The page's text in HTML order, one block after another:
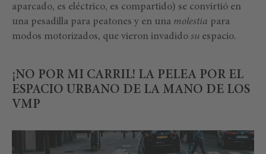
aparcado, es eléctrico, es compartido) se convirtió en
una pesadilla para peatones y en una molestia para
modos motorizados, que vieron invadido su espacio.
¡NO POR MI CARRIL! LA PELEA POR EL
ESPACIO URBANO DE LA MANO DE LOS
VMP